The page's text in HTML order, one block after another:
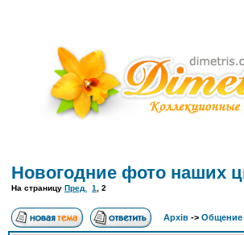
Новогодние фото наших
На страницу Пред. 1 2
Архів -> Общение